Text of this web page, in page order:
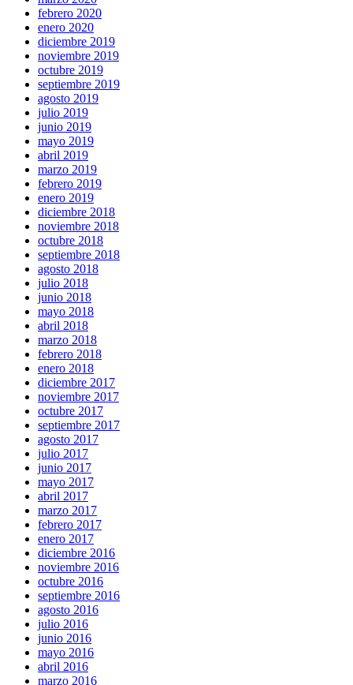
febrero 2020
enero 2020
diciembre 2019
noviembre 2019
octubre 2019
septiembre 2019
agosto 2019
julio 2019
junio 2019
mayo 2019
abril 2019
marzo 2019
febrero 2019
enero 2019
diciembre 2018
noviembre 2018
octubre 2018
septiembre 2018
agosto 2018
julio 2018
junio 2018
mayo 2018
abril 2018
marzo 2018
febrero 2018
enero 2018
diciembre 2017
noviembre 2017
octubre 2017
septiembre 2017
agosto 2017
julio 2017
junio 2017
mayo 2017
abril 2017
marzo 2017
febrero 2017
enero 2017
diciembre 2016
noviembre 2016
octubre 2016
septiembre 2016
agosto 2016
julio 2016
junio 2016
mayo 2016
abril 2016
marzo 2016